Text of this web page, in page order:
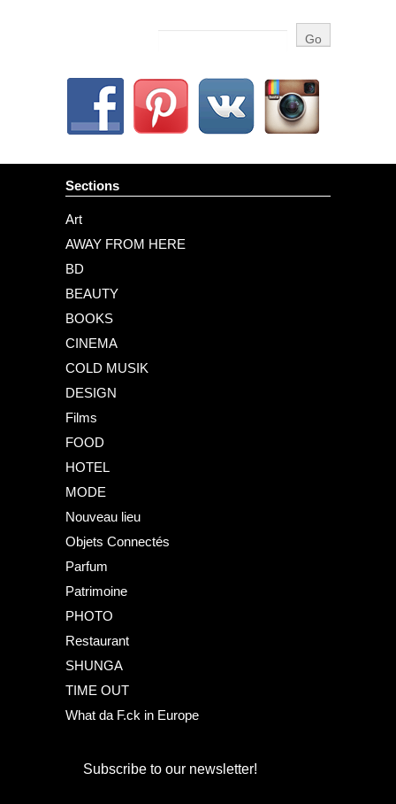
Sections
Art
AWAY FROM HERE
BD
BEAUTY
BOOKS
CINEMA
COLD MUSIK
DESIGN
Films
FOOD
HOTEL
MODE
Nouveau lieu
Objets Connectés
Parfum
Patrimoine
PHOTO
Restaurant
SHUNGA
TIME OUT
What da F.ck in Europe
Subscribe to our newsletter!